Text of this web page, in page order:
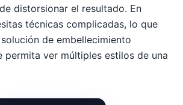
distorsionar el resultado. En
técnicas complicadas, lo que
de embellecimiento
permita ver múltiples estilos de una